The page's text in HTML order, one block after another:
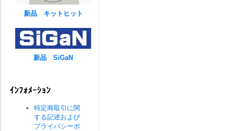
新品 キットヒット
新品 SiGaN
ｲﾝﾌｫﾒｰｼｮﾝ
特定商取引に関
する記述および
プライバシーポ